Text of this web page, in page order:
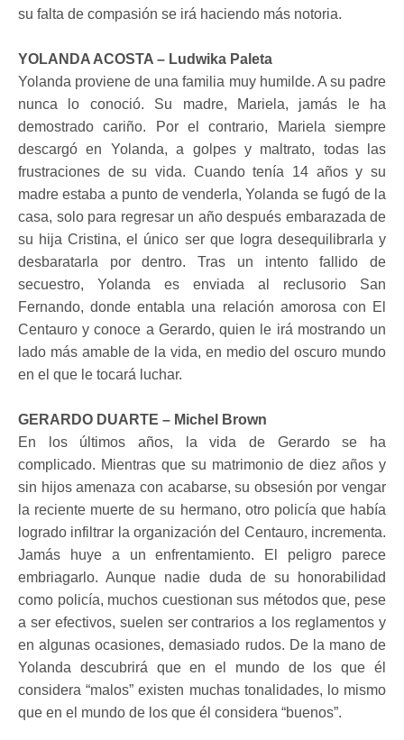
su falta de compasión se irá haciendo más notoria.
YOLANDA ACOSTA – Ludwika Paleta
Yolanda proviene de una familia muy humilde. A su padre
nunca lo conoció. Su madre, Mariela, jamás le ha
demostrado cariño. Por el contrario, Mariela siempre
descargó en Yolanda, a golpes y maltrato, todas las
frustraciones de su vida. Cuando tenía 14 años y su
madre estaba a punto de venderla, Yolanda se fugó de la
casa, solo para regresar un año después embarazada de
su hija Cristina, el único ser que logra desequilibrarla y
desbaratarla por dentro. Tras un intento fallido de
secuestro, Yolanda es enviada al reclusorio San
Fernando, donde entabla una relación amorosa con El
Centauro y conoce a Gerardo, quien le irá mostrando un
lado más amable de la vida, en medio del oscuro mundo
en el que le tocará luchar.
GERARDO DUARTE – Michel Brown
En los últimos años, la vida de Gerardo se ha
complicado. Mientras que su matrimonio de diez años y
sin hijos amenaza con acabarse, su obsesión por vengar
la reciente muerte de su hermano, otro policía que había
logrado infiltrar la organización del Centauro, incrementa.
Jamás huye a un enfrentamiento. El peligro parece
embriagarlo. Aunque nadie duda de su honorabilidad
como policía, muchos cuestionan sus métodos que, pese
a ser efectivos, suelen ser contrarios a los reglamentos y
en algunas ocasiones, demasiado rudos. De la mano de
Yolanda descubrirá que en el mundo de los que él
considera “malos” existen muchas tonalidades, lo mismo
que en el mundo de los que él considera “buenos”.